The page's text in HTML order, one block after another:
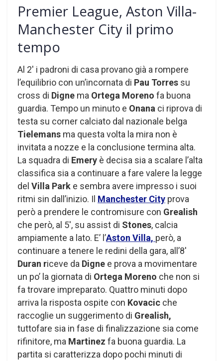
Premier League, Aston Villa-
Manchester City il primo
tempo
Al 2′ i padroni di casa provano già a rompere
l’equilibrio con un’incornata di Pau Torres su
cross di Digne ma Ortega Moreno fa buona
guardia. Tempo un minuto e Onana ci riprova di
testa su corner calciato dal nazionale belga
Tielemans ma questa volta la mira non è
invitata a nozze e la conclusione termina alta.
La squadra di Emery è decisa sia a scalare l’alta
classifica sia a continuare a fare valere la legge
del Villa Park e sembra avere impresso i suoi
ritmi sin dall’inizio. Il Manchester City prova
però a prendere le contromisure con Grealish
che però, al 5′, su assist di Stones, calcia
ampiamente a lato. E’ l’Aston Villa, però, a
continuare a tenere le redini della gara, all’8′
Duran riceve da Digne e prova a movimentare
un po’ la giornata di Ortega Moreno che non si
fa trovare impreparato. Quattro minuti dopo
arriva la risposta ospite con Kovacic che
raccoglie un suggerimento di Grealish,
tuttofare sia in fase di finalizzazione sia come
rifinitore, ma Martinez fa buona guardia. La
partita si caratterizza dopo pochi minuti di